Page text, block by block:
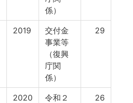
係）
2019
交付金
事業等
（復興
庁関
係）
29
2020
令和２
26